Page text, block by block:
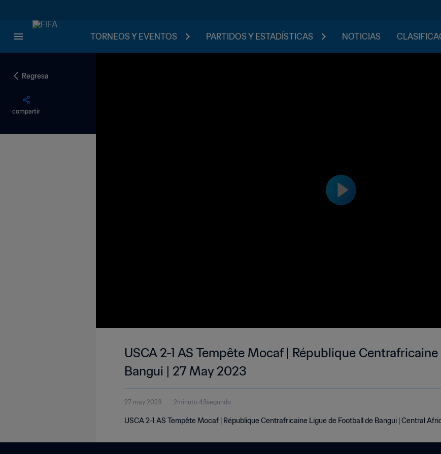
TORNEOS Y EVENTOS PARTIDOS Y ESTADÍSTICAS NOTICIAS
Regresa
compartir
USCA 2-1 AS Tempête Mocaf | République
Bangui | 27 May 2023
27 may 2023 2minuto 43segundo
USCA 2-1 AS Tempête Mocaf | République Centrafricaine Ligue de Football de Bangui | Central